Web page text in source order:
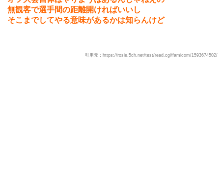
無観客で選手間の距離開ければいいし
そこまでしてやる意味があるかは知らんけど
引用元：https://rosie.5ch.net/test/read.cgi/famicom/1593674502/